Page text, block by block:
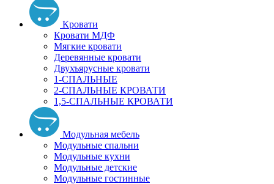
Кровати
Кровати МДФ
Мягкие кровати
Деревянные кровати
Двухъярусные кровати
1-СПАЛЬНЫЕ
2-СПАЛЬНЫЕ КРОВАТИ
1,5-СПАЛЬНЫЕ КРОВАТИ
Модульная мебель
Модульные спальни
Модульные кухни
Модульные детские
Модульные гостинные